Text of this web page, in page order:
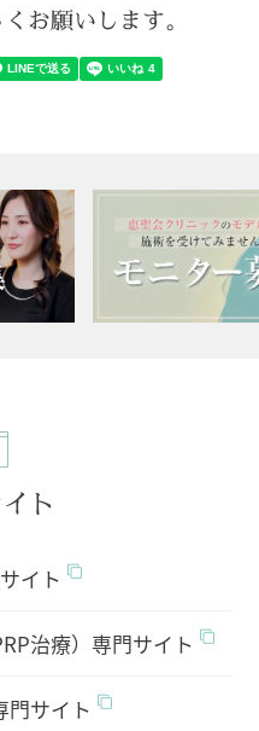
お願いします。
ト
イト
治療）専門サイト
門サイト